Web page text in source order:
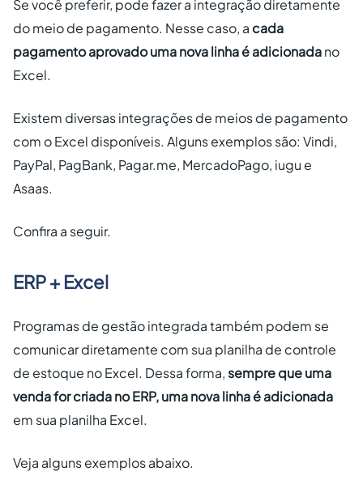
Se você preferir, pode fazer a integração diretamente
do meio de pagamento. Nesse caso, a cada
pagamento aprovado uma nova linha é adicionadano
Excel.
Existem diversas integrações de meios de pagamento
com o Excel disponíveis. Alguns exemplos são: Vindi,
PayPal, PagBank, Pagar.me, MercadoPago, iugu e
Asaas.
Confira a seguir.
ERP + Excel
Programas de gestão integrada também podem se
comunicar diretamente com sua planilha de controle
de estoque no Excel. Dessa forma,sempre que uma
venda for criada no ERP, uma nova linha é adicionada
em sua planilha Excel.
Veja alguns exemplos abaixo.